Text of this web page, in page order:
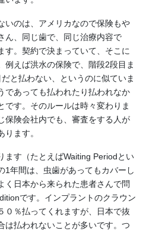
いのは、アメリカなので保険もや
ん、同じ歯で、同じ治療内容で
す。契約で決まっていて、そこに
例えば洪水の保険で、階段2段目ま
と払わない、というのに似ていま
であっても払われたり払われなか
です。そのルールは時々変わりま
保険会社内でも、審査をする人が
ます。
ます（たとえばWaiting Periodとい
1年間は、虫歯があってもカバーし
く日本から来られた患者さんで問
です。インプラントのクラウン
０％払ってくれますが、日本で抜
は払われないことが多いです。つ